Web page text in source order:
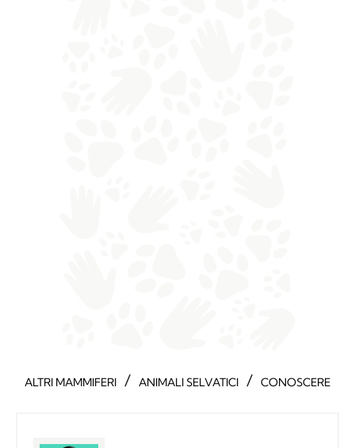
ALTRI MAMMIFERI / ANIMALI SELVATICI / CONOSCERE